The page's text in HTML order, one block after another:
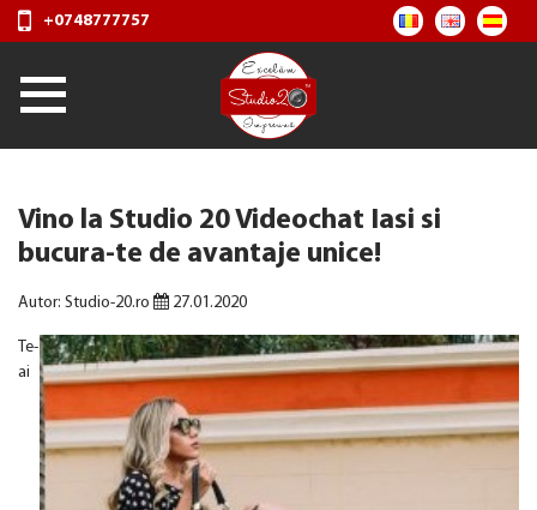
+0748777757
Vino la Studio 20 Videochat Iasi si
bucura-te de avantaje unice!
Autor: Studio-20.ro 27.01.2020
Te-
ai